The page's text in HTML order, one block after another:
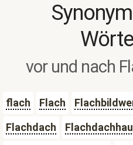
vor und nach
flach Flach
Flachdach